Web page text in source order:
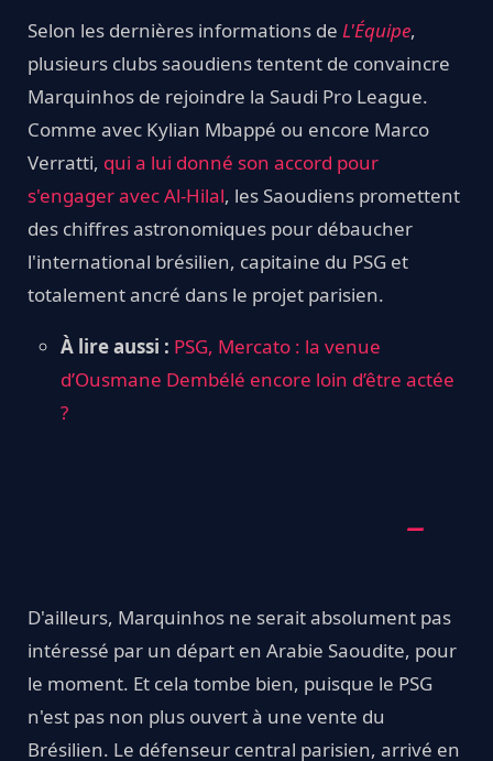
Selon les dernières informations de L'Équipe,
plusieurs clubs saoudiens tentent de convaincre
Marquinhos de rejoindre la Saudi Pro League.
Comme avec Kylian Mbappé ou encore Marco
Verratti, qui a lui donné son accord pour
s'engager avec Al-Hilal, les Saoudiens promettent
des chiffres astronomiques pour débaucher
l'international brésilien, capitaine du PSG et
totalement ancré dans le projet parisien.
À lire aussi : PSG, Mercato : la venue
d’Ousmane Dembélé encore loin d’être actée
?
D'ailleurs, Marquinhos ne serait absolument pas
intéressé par un départ en Arabie Saoudite, pour
le moment. Et cela tombe bien, puisque le PSG
n'est pas non plus ouvert à une vente du
Brésilien. Le défenseur central parisien, arrivé en